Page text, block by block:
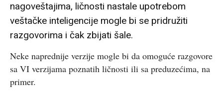
nagoveštajima, ličnosti nastale upotrebom
veštačke inteligencije mogle bi se pridružiti
razgovorima i čak zbijati šale.
Neke naprednije verzije mogle bi da omoguće razgovore
sa VI verzijama poznatih ličnosti ili sa preduzećima, na
primer.